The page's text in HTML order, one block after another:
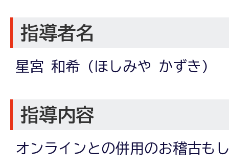
指導者名
星宮 和希 (ほしみや かずき)
指導内容
オンラインとの併用のお稽古も